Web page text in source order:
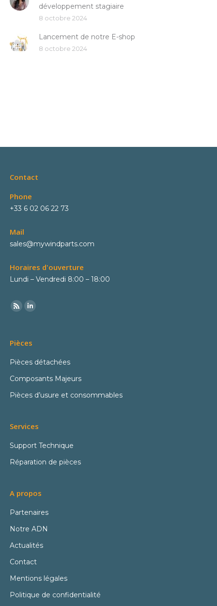
développement stagiaire
8 octobre 2024
Lancement de notre E-shop
8 octobre 2024
Contact
Phone
+33 6 02 06 22 73
Mail
sales@mywindparts.com
Horaires d'ouverture
Lundi – Vendredi 8:00 – 18:00
Pièces
Pièces détachées
Composants Majeurs
Pièces d’usure et consommables
Services
Support Technique
Réparation de pièces
A propos
Partenaires
Notre ADN
Actualités
Contact
Mentions légales
Politique de confidentialité